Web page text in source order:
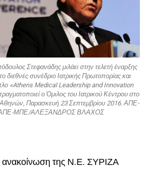
Στεφανάδης μιλάει στην τελετή έναρξης
διεθνές συνέδριο Ιατρικής Πρωτοπορίας και
«Athens Medical Leadership and Innovation
ο Όμιλος του Ιατρικού Κέντρου στο
Παρασκευή 23 Σεπτεμβρίου 2016. ΑΠΕ-
ΜΠΕ/ΑΛΕΞΑΝΔΡΟΣ ΒΛΑΧΟΣ
ανακοίνωση της Ν.Ε. ΣΥΡΙΖΑ